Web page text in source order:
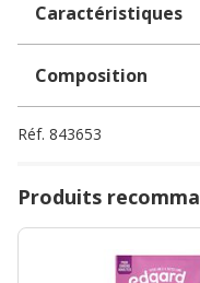
Caractéristiques
Composition
Réf. 843653
Produits